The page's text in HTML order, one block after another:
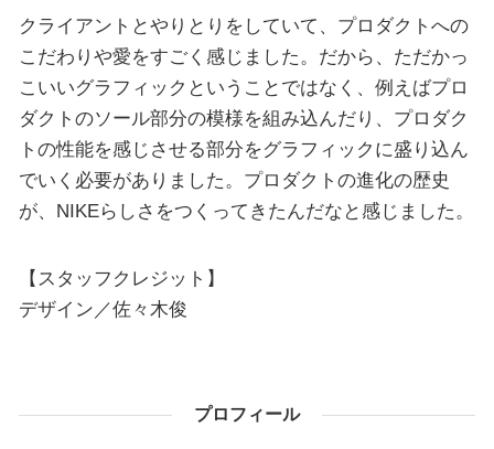
クライアントとやりとりをしていて、プロダクトへの
こだわりや愛をすごく感じました。だから、ただかっ
こいいグラフィックということではなく、例えばプロ
ダクトのソール部分の模様を組み込んだり、プロダク
トの性能を感じさせる部分をグラフィックに盛り込ん
でいく必要がありました。プロダクトの進化の歴史
が、NIKEらしさをつくってきたんだなと感じました。
【スタッフクレジット】
デザイン／佐々木俊
プロフィール